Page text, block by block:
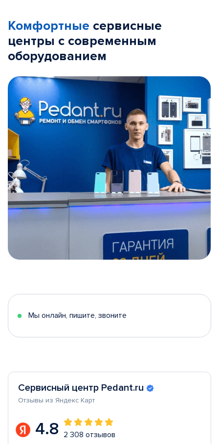
Комфортные сервисные
центры с современным
оборудованием
5
Мы онлайн, пишите, звоните
Сервисный центр Pedant.ru
Отзывы из Яндекс Карт
4.8 2 308 отзывов